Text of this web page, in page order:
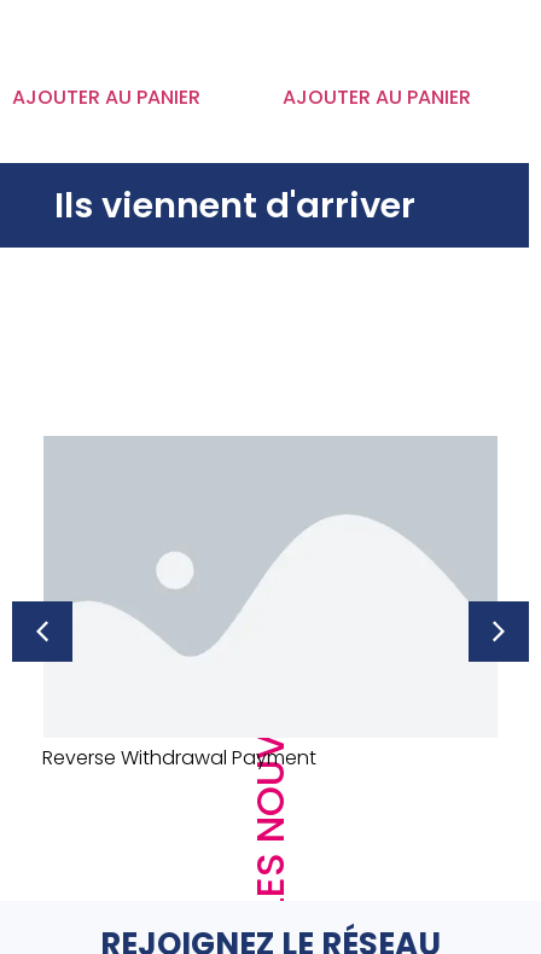
AJOUTER AU PANIER AJOUTER AU PANIER
Ils viennent d'arriver
LES NOUVEAUTÉS
URINOIR DECLENCHEMENT AUTO – PRESTO –
SENSAO – ALUMINIUM
REJOIGNEZ LE RÉSEAU